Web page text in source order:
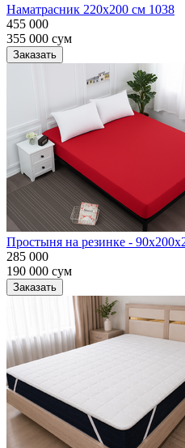
Наматрасник 220х200 см 1038
455 000
355 000 сум
Заказать
Простыня на резинке -
285 000
190 000 сум
Заказать